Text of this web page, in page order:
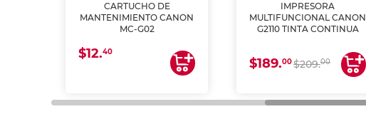
CARTUCHO DE
MANTENIMIENTO CANON
MC-G02
$12.40
IMPRESORA
MULTIFUNCIONAL CANON
G2110 TINTA CONTINUA
$189.00$209.00